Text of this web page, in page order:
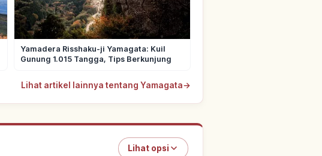
Yamadera Risshaku-ji Yamagata: Kuil
Gunung 1.015 Tangga, Tips Berkunjung
Lihat artikel lainnya tentang Yamagata→
Lihat opsi